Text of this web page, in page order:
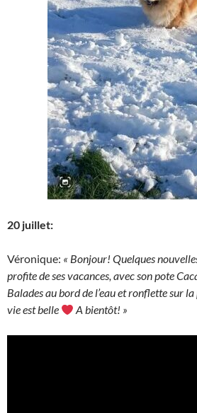
20 juillet:
Véronique: « Bonjour! Quelques
profite de ses vacances, avec son pote
Balades au bord de l’eau et ronflette sur
vie est belle
A bientôt! »